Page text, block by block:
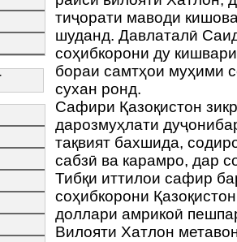
тиҷорати маводи
шуданд. Давлаталӣ
соҳибкорони ду
бораи самтҳои муҳими
сухан ронд.
Сафири Қазоқистон
дарозмуҳлати
тақвият бахшида,
сабзӣ ва карамро, дар
Тибқи иттилои сафир
соҳибкорони
доллари амрикоӣ
Вилояти Хатлон